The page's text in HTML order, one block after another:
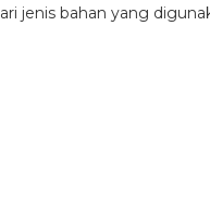
jenis bahan yang